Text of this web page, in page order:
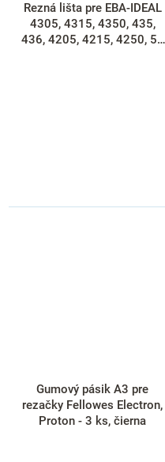
Rezná lišta pre EBA-IDEAL
4305, 4315, 4350, 435,
436, 4205, 4215, 4250, 57
Gumový pásik A3 pre
rezačky Fellowes Electron,
Proton - 3 ks, čierna